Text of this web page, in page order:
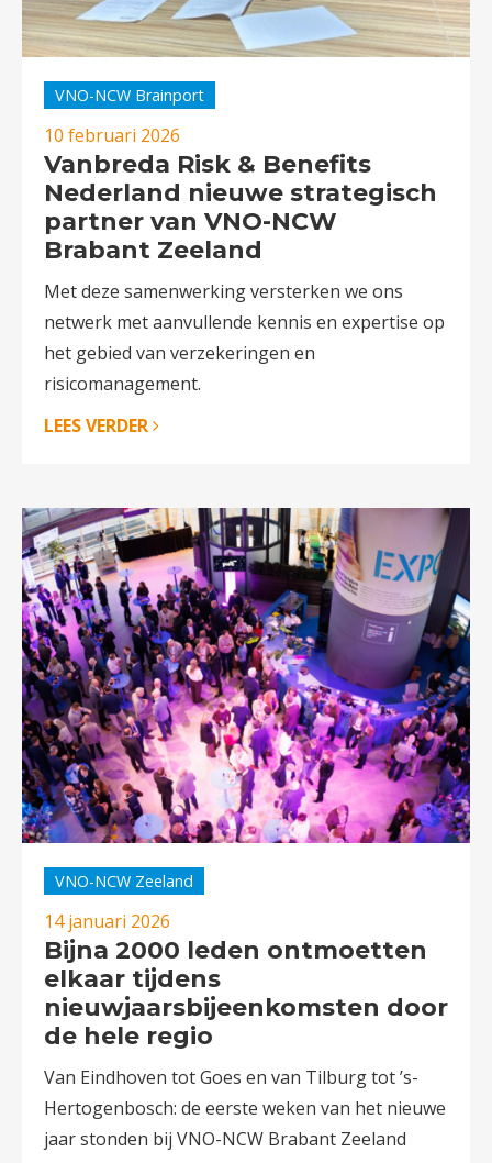
VNO-NCW Brainport
10 februari 2026
Vanbreda Risk & Benefits
Nederland nieuwe strategisch
partner van VNO-NCW
Brabant Zeeland
Met deze samenwerking versterken we ons
netwerk met aanvullende kennis en expertise op
het gebied van verzekeringen en
risicomanagement.
LEES VERDER
VNO-NCW Zeeland
14 januari 2026
Bijna 2000 leden ontmoetten
elkaar tijdens
nieuwjaarsbijeenkomsten door
de hele regio
Van Eindhoven tot Goes en van Tilburg tot ’s-
Hertogenbosch: de eerste weken van het nieuwe
jaar stonden bij VNO-NCW Brabant Zeeland